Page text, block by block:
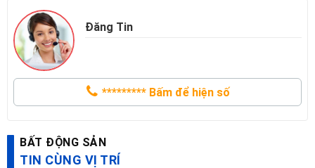
Đăng Tin
********* Bấm để hiện số
BẤT ĐỘNG SẢN
TIN CÙNG VỊ TRÍ